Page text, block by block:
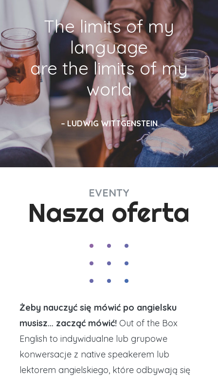
The limits of my
language
are the limits of my
world
LUDWIG WITTGENSTEIN
EVENTY
Nasza oferta
Żeby nauczyć się mówić po angielsku
musisz… zacząć mówić! Out of the Box
English to indywidualne lub grupowe
konwersacje z native speakerem lub
lektorem angielskiego, które odbywają się